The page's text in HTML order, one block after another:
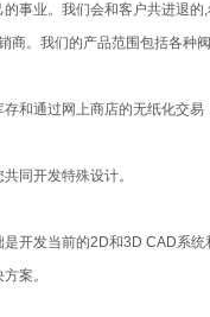
事业。我们会和客户共进退的
。我们的产品范围包括各种
和通过网上商店的无纸化交
同开发特殊设计。
开发当前的2D和3D CAD系
案。